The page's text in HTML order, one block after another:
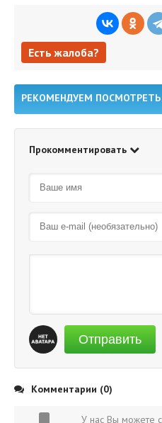
Есть жалоба?
РЕКОМЕНДУЕМ ПОСМОТРЕТЬ
Прокомментировать
Отправить
Комментарии (0)
У нас Вы можете